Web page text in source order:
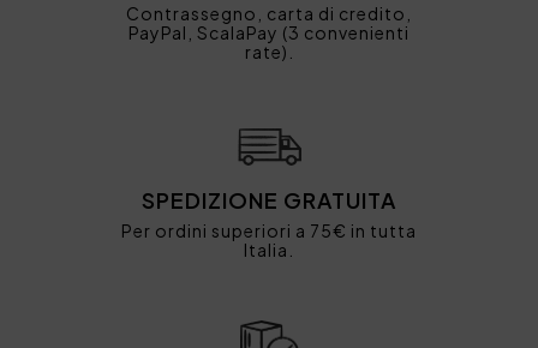
Contrassegno, carta di credito,
PayPal, ScalaPay (3 convenienti
rate).
SPEDIZIONE GRATUITA
Per ordini superiori a 75€ in tutta
Italia.